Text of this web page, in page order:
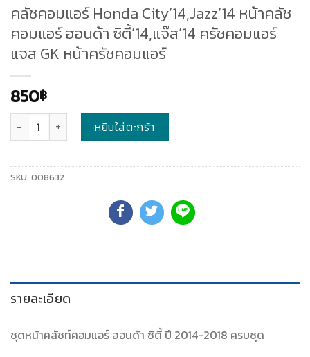
คลัชคอมแอร์ Honda City’14,Jazz’14 หน้าคลัช
คอมแอร์ ฮอนด้า ซิตี้’14,แจ๊ส’14 ครัชคอมแอร์
แจส GK หน้าครัชคอมแอร์
850฿
หยิบใส่ตะกร้า
SKU: 008632
รายละเอียด
ชุดหน้าคลัชท์คอมแอร์ ฮอนด้า ซิตี้ ปี 2014-2018 ครบชุด